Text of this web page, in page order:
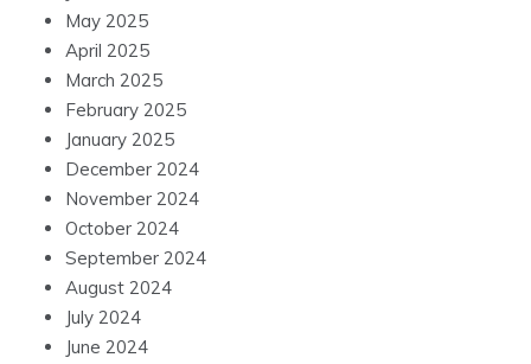
May 2025
April 2025
March 2025
February 2025
January 2025
December 2024
November 2024
October 2024
September 2024
August 2024
July 2024
June 2024